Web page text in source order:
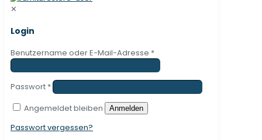
✕
Login
Benutzername oder E-Mail-Adresse *
Passwort *
Angemeldet bleiben
Anmelden
Passwort vergessen?